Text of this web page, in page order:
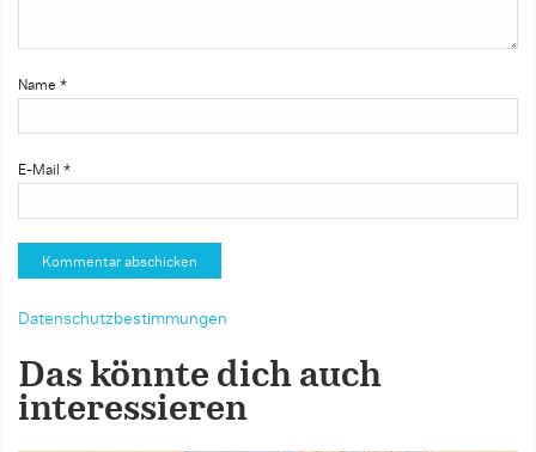
Name *
E-Mail *
Datenschutzbestimmungen
Das könnte dich auch
interessieren